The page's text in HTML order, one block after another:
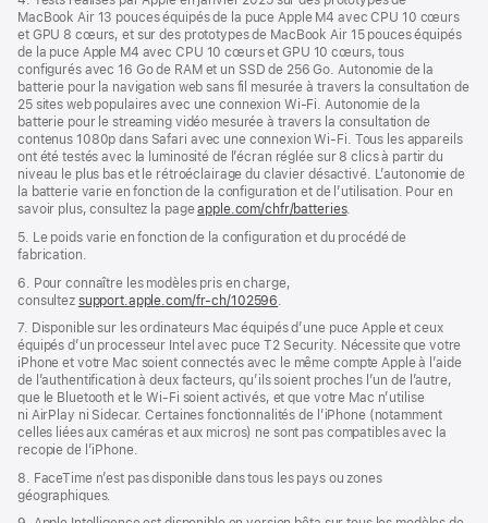
MacBook Air 13 pouces équipés de la puce Apple M4 avec CPU 10 cœurs
et GPU 8 cœurs, et sur des prototypes de MacBook Air 15 pouces équipés
de la puce Apple M4 avec CPU 10 cœurs et GPU 10 cœurs, tous
configurés avec 16 Go de RAM et un SSD de 256 Go. Autonomie de la
batterie pour la navigation web sans fil mesurée à travers la consultation de
25 sites web populaires avec une connexion Wi-Fi. Autonomie de la
batterie pour le streaming vidéo mesurée à travers la consultation de
contenus 1080p dans Safari avec une connexion Wi-Fi. Tous les appareils
ont été testés avec la luminosité de l’écran réglée sur 8 clics à partir du
niveau le plus bas et le rétroéclairage du clavier désactivé. L’autonomie de
la batterie varie en fonction de la configuration et de l’utilisation. Pour en
savoir plus, consultez la pageapple.com/chfr/batteries.
5. Le poids varie en fonction de la configuration et du procédé de
fabrication.
6. Pour connaître les modèles pris en charge,
consultez support.apple.com/fr-ch/102596
7. Disponible sur les ordinateurs Mac équipés d’une puce Apple et ceux
équipés d’un processeur Intel avec puce T2 Security. Nécessite que votre
iPhone et votre Mac soient connectés avec le même compte Apple à l’aide
de l’authentification à deux facteurs, qu’ils soient proches l’un de l’autre,
que le Bluetooth et le Wi-Fi soient activés, et que votre Mac n’utilise
ni AirPlay ni Sidecar. Certaines fonctionnalités de l’iPhone (notamment
celles liées aux caméras et aux micros) ne sont pas compatibles avec la
recopie de l’iPhone.
8. FaceTime n’est pas disponible dans tous les pays ou zones
géographiques.